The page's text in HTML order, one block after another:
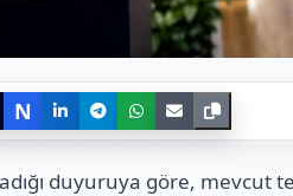
N
duyuruya göre, mevcut